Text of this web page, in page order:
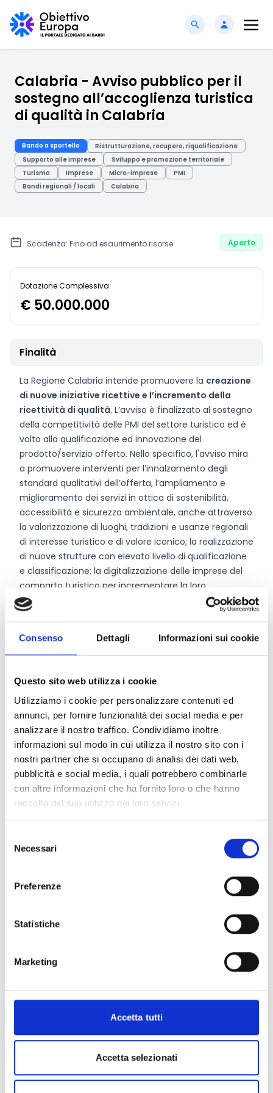
Consenso Dettagli Informazioni sui cookie
Questo sito web utilizza i cookie
Utilizziamo i cookie per personalizzare contenuti ed
annunci, per fornire funzionalità dei social media e per
analizzare il nostro traffico. Condividiamo inoltre
informazioni sul modo in cui utilizza il nostro sito con i
nostri partner che si occupano di analisi dei dati web,
pubblicità e social media, i quali potrebbero combinarle
con altre informazioni che ha fornito loro o che hanno
raccolto dal suo utilizzo dei loro servizi.
delNecessari
Preferenze
Statistiche
Marketing
Accetta tutti
Accetta selezionati
Calabria - Avviso pubblico per il
sostegno all’accoglienza turistica
di qualità in Calabria
Bando a sportello
Ristrutturazione, recupero, riqualificazione
Supporto alle imprese
Sviluppo e promozione territoriale
Turismo
Imprese Micro-imprese
PMI
Bandi regionali / locali
Calabria
Scadenza: Fino ad esaurimento risorse Aperto
Dotazione Complessiva
€ 50.000.000
Finalità
La Regione Calabria intende promuovere la creazione
di nuove iniziative ricettive e l’incremento della
ricettività di qualità. L’avviso è finalizzato al sostegno
della competitività delle PMI del settore turistico ed è
volto alla qualificazione ed innovazione del
prodotto/servizio offerto. Nello specifico, l'avviso mira
a promuovere interventi per l’innalzamento degli
standard qualitativi dell’offerta, l’ampliamento e
miglioramento dei servizi in ottica di sostenibilità,
accessibilità e sicurezza ambientale, anche attraverso
la valorizzazione di luoghi, tradizioni e usanze regionali
di interesse turistico e di valore iconico; la realizzazione
di nuove strutture con elevato livello di qualificazione
e classificazione; la digitalizzazione delle imprese del
comparto turistico per incrementare la loro
competitività e transizione in ottica di industria
turistica 4.0, favorendo la nascita di nuovi servizi
innovativi per l’ecosistema del turismo in Calabria,
nonché l’adesione a circuiti internazionali e di
al fine di dare impulso all’economia turistica regionale
e allo sviluppo dei flussi turistici regionali.
CONDIVIDI
Conosci Obiettivo Europa?